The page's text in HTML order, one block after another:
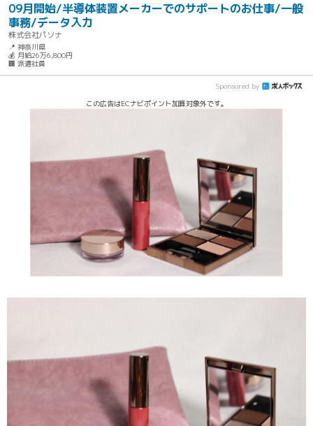
09月開始/半導体装置メーカーでのサポートのお仕事/一般
事務/データ入力
株式会社パソナ
📍 神奈川県
💰 月給26万6,800円
🏢 派遣社員
Sponsored by
この広告はECナビポイント加算対象外です。